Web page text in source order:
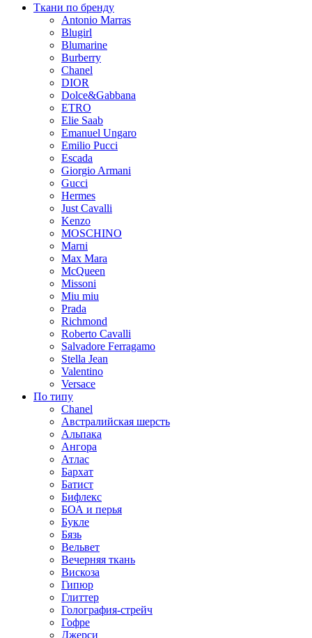
Ткани по бренду
Antonio Marras
Blugirl
Blumarine
Burberry
Chanel
DIOR
Dolce&Gabbana
ETRO
Elie Saab
Emanuel Ungaro
Emilio Pucci
Escada
Giorgio Armani
Gucci
Hermes
Just Cavalli
Kenzo
MOSCHINO
Marni
Max Mara
McQueen
Missoni
Miu miu
Prada
Richmond
Roberto Cavalli
Salvadore Ferragamo
Stella Jean
Valentino
Versace
По типу
Chanel
Австралийская шерсть
Альпака
Ангора
Атлас
Бархат
Батист
Бифлекс
БОА и перья
Букле
Бязь
Вельвет
Вечерняя ткань
Вискоза
Гипюр
Глиттер
Голография-стрейч
Гофре
Джерси